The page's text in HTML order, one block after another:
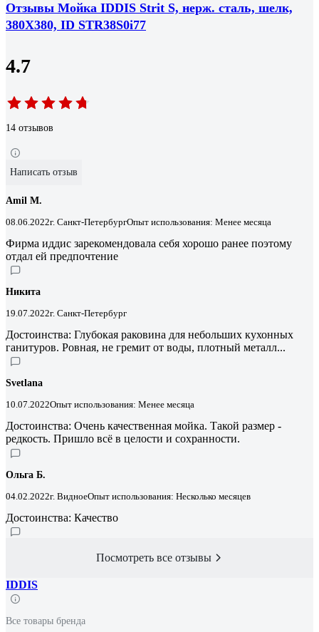
Отзывы Мойка IDDIS Strit S, нерж. сталь, шелк,
380X380, ID STR38S0i77
4.7
14 отзывов
Написать отзыв
Amil M.
08.06.2022г. Санкт-ПетербургОпыт использования: Менее месяца
Фирма иддис зарекомендовала себя хорошо ранее поэтому
отдал ей предпочтение
Никита
19.07.2022г. Санкт-Петербург
Достоинства: Глубокая раковина для небольших кухонных
ганитуров. Ровная, не гремит от воды, плотный металл...
Svetlana
10.07.2022Опыт использования: Менее месяца
Достоинства: Очень качественная мойка. Такой размер -
редкость. Пришло всё в целости и сохранности.
Ольга Б.
04.02.2022г. ВидноеОпыт использования: Несколько месяцев
Достоинства: Качество
Посмотреть все отзывы
IDDIS
Все товары бренда